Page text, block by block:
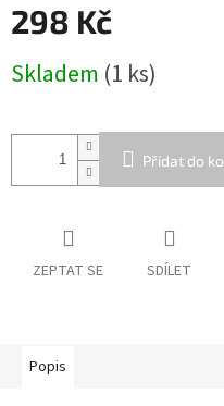
298 Kč
cena:
Skladem (1 ks)
Přidat do
ZEPTAT SE SDÍLET
Popis